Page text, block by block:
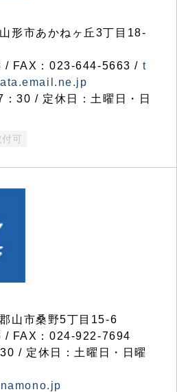
形市あかねヶ丘3丁目18-
/ FAX：023-644-5663 / t
30 / 定休日：土曜日・日
付可
山市桑野5丁目15-6
FAX：024-922-7694
/ 定休日：土曜日・日曜